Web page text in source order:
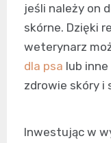
jeśli należy on
skórne. Dzięki
weterynarz
dla psa lub
zdrowie skóry i
Inwestując w